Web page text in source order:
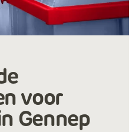
voor
Gennep